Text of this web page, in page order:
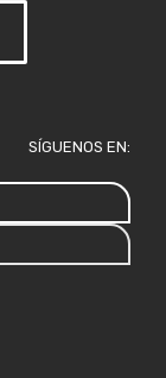
SÍGUENOS EN: